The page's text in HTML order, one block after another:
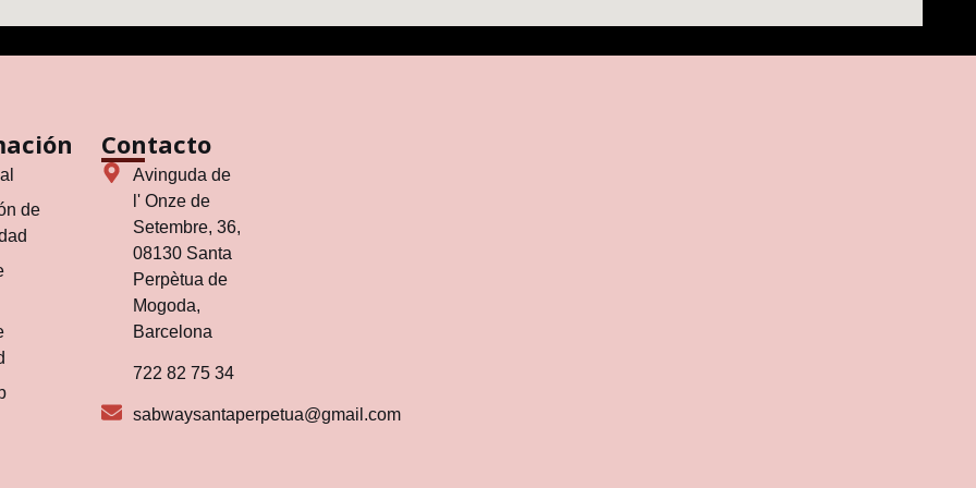
de
Contacto
Avinguda de
l' Onze de
Setembre, 36,
08130 Santa
Perpètua de
Mogoda,
Barcelona
722 82 75 34
sabwaysantaperpetua@gmail.com